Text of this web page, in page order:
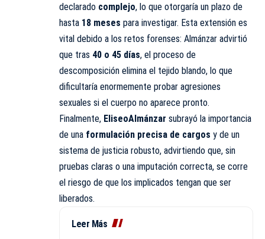
declarado complejo, lo que otorgaría un plazo de
hasta 18 meses para investigar. Esta extensión es
vital debido a los retos forenses: Almánzar advirtió
que tras 40 o 45 días, el proceso de
descomposición elimina el tejido blando, lo que
dificultaría enormemente probar agresiones
sexuales si el cuerpo no aparece pronto.
Finalmente, EliseoAlmánzar subrayó la importancia
de una formulación precisa de cargos y de un
sistema de justicia robusto, advirtiendo que, sin
pruebas claras o una imputación correcta, se corre
el riesgo de que los implicados tengan que ser
liberados.
Leer Más